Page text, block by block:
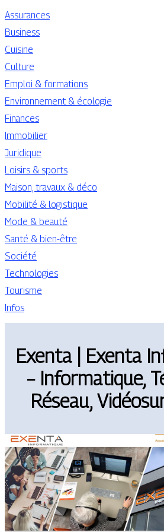
Assurances
Business
Cuisine
Culture
Emploi & formations
Environnement & écologie
Finances
Immobilier
Juridique
Loisirs & sports
Maison, travaux & déco
Mobilité & logistique
Mode & beauté
Santé & bien-être
Société
Technologies
Tourisme
Infos
Exenta | Exenta
– Infor­mati­que,
Réseau,